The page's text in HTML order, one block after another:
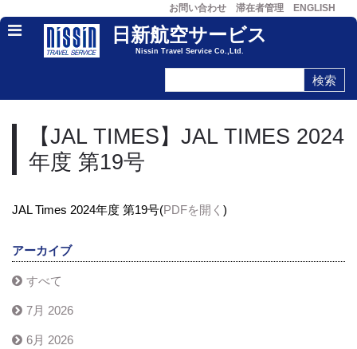
お問い合わせ 滞在者管理 ENGLISH
日新航空サービス
Nissin Travel Service Co.,Ltd.
【JAL TIMES】JAL TIMES 2024
年度 第19号
JAL Times 2024年度 第19号(PDFを開く )
アーカイブ
すべて
7月 2026
6月 2026